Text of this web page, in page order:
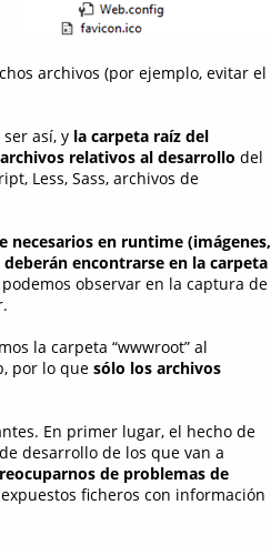
archivos (por ejemplo, evitar el
así, y la carpeta raíz del
relativos al desarrollo del
Less, Sass, archivos de
necesarios en runtime (imágenes,
deberán encontrarse en la carpeta
observar en la captura de
la carpeta “wwwroot” al
por lo que sólo los archivos
En primer lugar, el hecho de
desarrollo de los que van a
de problemas de
ficheros con información